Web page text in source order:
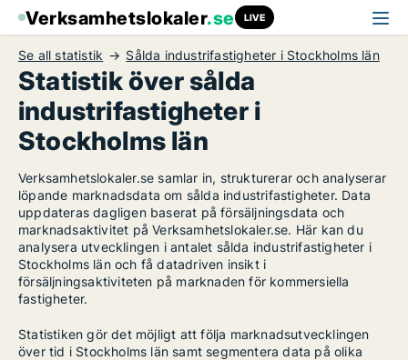
Verksamhetslokaler.se LIVE
Se all statistik Sålda industrifastigheter i Stockholms län
Statistik över sålda
industrifastigheter i
Stockholms län
Verksamhetslokaler.se samlar in, strukturerar och analyserar
löpande marknadsdata om sålda industrifastigheter. Data
uppdateras dagligen baserat på försäljningsdata och
marknadsaktivitet på Verksamhetslokaler.se. Här kan du
analysera utvecklingen i antalet sålda industrifastigheter i
Stockholms län och få datadriven insikt i
försäljningsaktiviteten på marknaden för kommersiella
fastigheter.
Statistiken gör det möjligt att följa marknadsutvecklingen
över tid i Stockholms län samt segmentera data på olika